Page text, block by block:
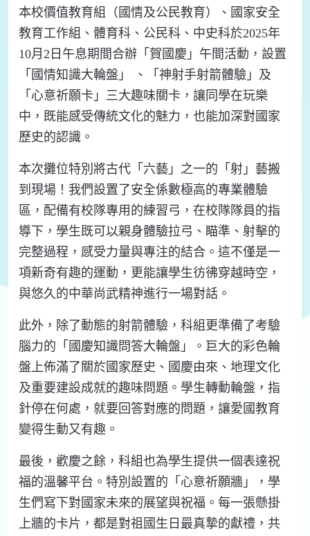
本校價值教育組（國情及公民教育）、國家安全
教育工作組、體育科、公民科、中史科於2025年
10月2日午息期間合辦「賀國慶」午間活動，設置
「國情知識大輪盤」 、「神射手射箭體驗」及
「心意祈願卡」三大趣味關卡，讓同學在玩樂
中，既能感受傳統文化的魅力，也能加深對國家
歷史的認識。
本次攤位特別將古代「六藝」之一的「射」藝搬
到現場！我們設置了安全係數極高的專業體驗
區，配備有校隊專用的練習弓，在校隊隊員的指
導下，學生既可以親身體驗拉弓、瞄準、射擊的
完整過程，感受力量與專注的結合。這不僅是一
項新奇有趣的運動，更能讓學生彷彿穿越時空，
與悠久的中華尚武精神進行一場對話。
此外，除了動態的射箭體驗，科組更準備了考驗
腦力的「國慶知識問答大輪盤」。巨大的彩色輪
盤上佈滿了關於國家歷史、國慶由來、地理文化
及重要建設成就的趣味問題。學生轉動輪盤，指
針停在何處，就要回答對應的問題，讓愛國教育
變得生動又有趣。
最後，歡慶之餘，科組也為學生提供一個表達祝
福的溫馨平台。特別設置的「心意祈願牆」，學
生們寫下對國家未來的展望與祝福。每一張懸掛
上牆的卡片，都是對祖國生日最真摯的獻禮，共